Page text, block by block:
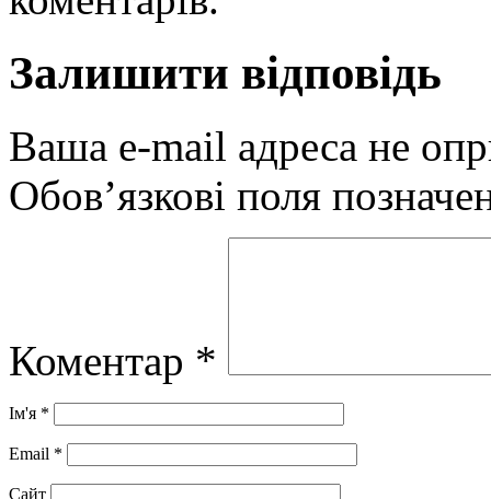
Залишити відповідь
Ваша e-mail адреса не
Обов’язкові поля
Коментар *
Ім'я *
Email *
Сайт